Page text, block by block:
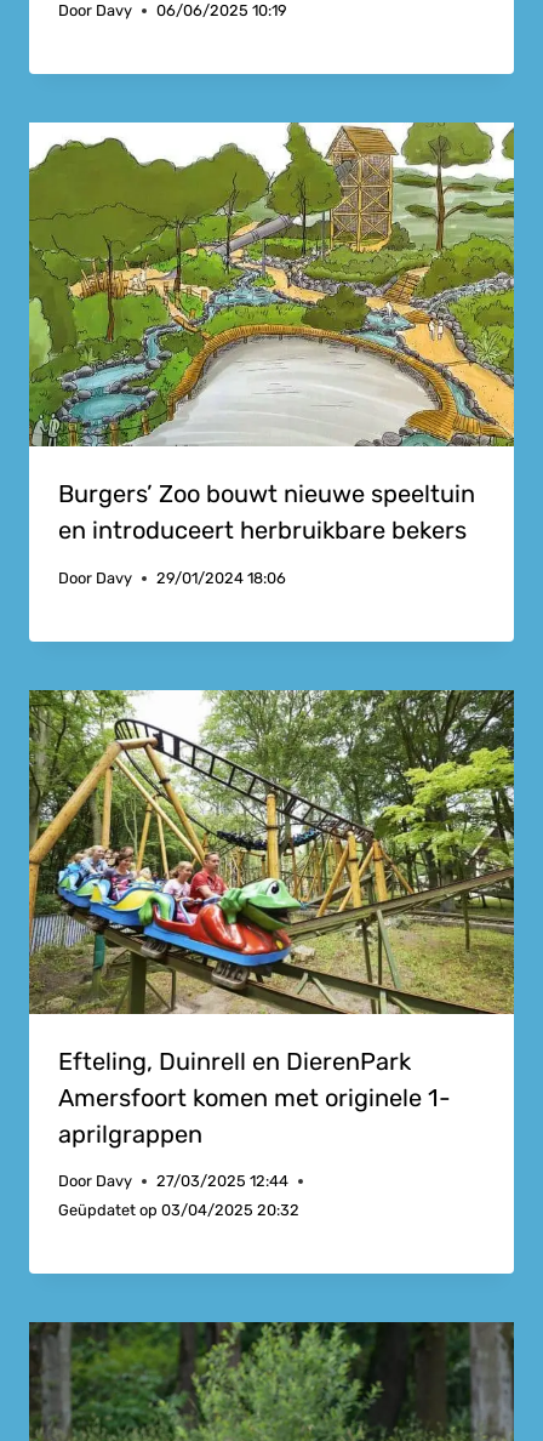
Door Davy 06/06/2025 10:19
Burgers’ Zoo bouwt nieuwe speeltuin
en introduceert herbruikbare bekers
Door Davy 29/01/2024 18:06
Efteling, Duinrell en DierenPark
Amersfoort komen met originele 1-
aprilgrappen
Door Davy
27/03/2025 12:44
Geüpdatet op 03/04/2025 20:32